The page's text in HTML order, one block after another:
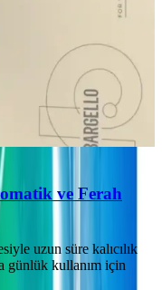
ve Ferah
uzun süre kalıcılık
günlük kullanım için